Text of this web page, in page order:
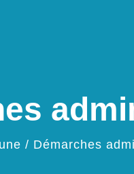
/ Démarches